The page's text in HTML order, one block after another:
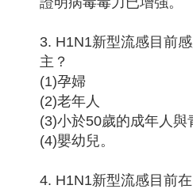
3. H1N1新型流感目前
主？
(1)孕婦
(2)老年人
(3)小於50歲的成年人與
(4)嬰幼兒。
4. H1N1新型流感目前